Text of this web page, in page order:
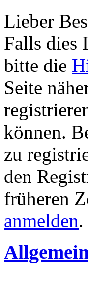
Lieber
Falls dies
bitte die
Seite
können.
zu
den
früheren
anmelden.